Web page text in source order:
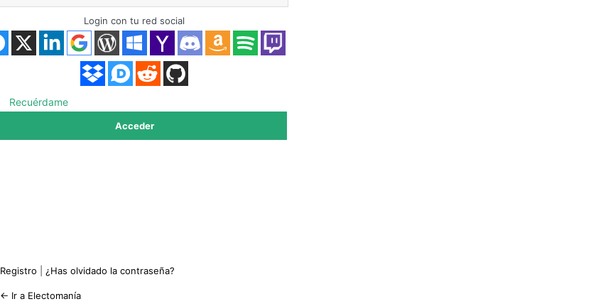
Acceder
Login con tu red social
Recuérdame
Registro ¿Has olvidado la contraseña?
← Ir a Electomanía